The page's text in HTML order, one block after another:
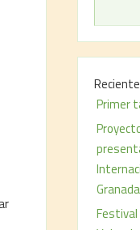
Reciente
Primer
Festival